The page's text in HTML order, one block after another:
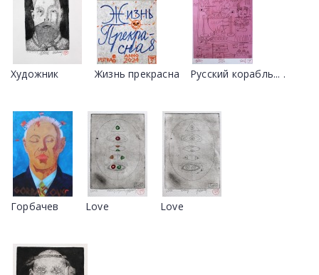
Художник Жизнь прекрасна Русский корабль... .
Горбачев Love Love